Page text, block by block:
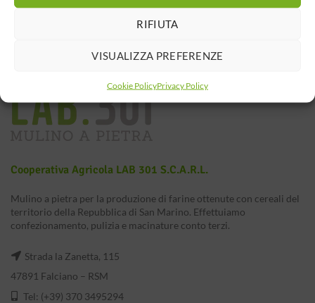
RIFIUTA
VISUALIZZA PREFERENZE
Cookie PolicyPrivacy Policy
Cooperativa Agricola LAB 301 S.c.a.r.l.
Mulino a pietra per la produzione di farine ottenute con cereali del
territorio della Repubblica di San Marino. Effettuiamo
confezionamento, pulizia e macinature conto terzi.
Strada la Zanetta, 115
47891 Falciano – RSM
Tel: (+39) 370 3495294